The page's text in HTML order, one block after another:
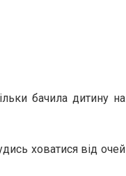
бачила дитину на
ховатися від очей